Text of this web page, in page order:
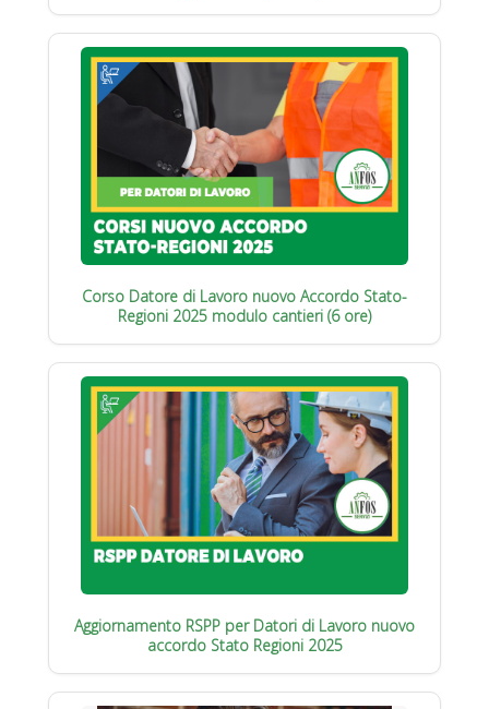
Corso Datore di Lavoro nuovo Accordo Stato-
Regioni 2025 modulo cantieri (6 ore)
Aggiornamento RSPP per Datori di Lavoro nuovo
accordo Stato Regioni 2025